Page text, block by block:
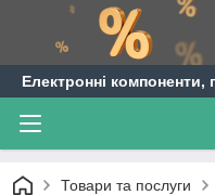
Електронні
Товари та послуги